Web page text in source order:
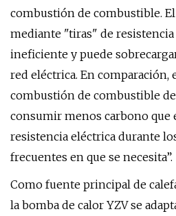
combustión de combustible.
mediante "tiras" de
ineficiente y puede
red eléctrica. En
combustión de combustible
consumir menos carbono que
resistencia eléctrica durante
frecuentes en que se necesita”.
Como fuente principal de
la bomba de calor YZV se